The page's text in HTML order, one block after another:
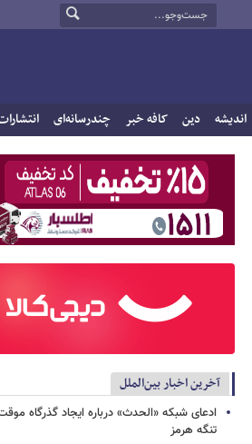
اندیشه دین کافه خبر چندرسانه‌ای
آخرین اخبار بین‌الملل
ادعای شبکه «الحدث» درباره ایجاد گذرگاه
تنگه هرمز